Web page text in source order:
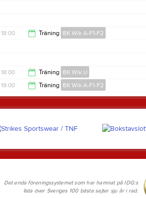
18:00 Träning BK Wik A-F1-F2
18:00 Träning BK Wik U
19:00
19:00 Träning BK Wik A-F1-F2
21:10
Det enda föreningssystemet som har hamnat på IDG:s
lista över Sveriges 100 bästa sajter sju år i rad.